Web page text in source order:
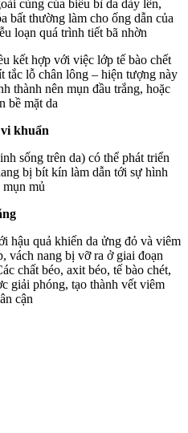
cùng của biểu bì da dày lên,
bất thường làm cho ống dẫn của
loạn quá trình tiết bã nhờn
kết hợp với việc lớp tế bào chết
tắc lỗ chân lông – hiện tượng này
thành nên mụn đầu trắng, hoặc
bề mặt da
khuẩn
sống trên da) có thể phát triển
bị bít kín làm dẫn tới sự hình
mụn mủ
hậu quả khiến da ửng đỏ và viêm
vách nang bị vỡ ra ở giai đoạn
chất béo, axit béo, tế bào chét,
giải phóng, tạo thành vết viêm
cận